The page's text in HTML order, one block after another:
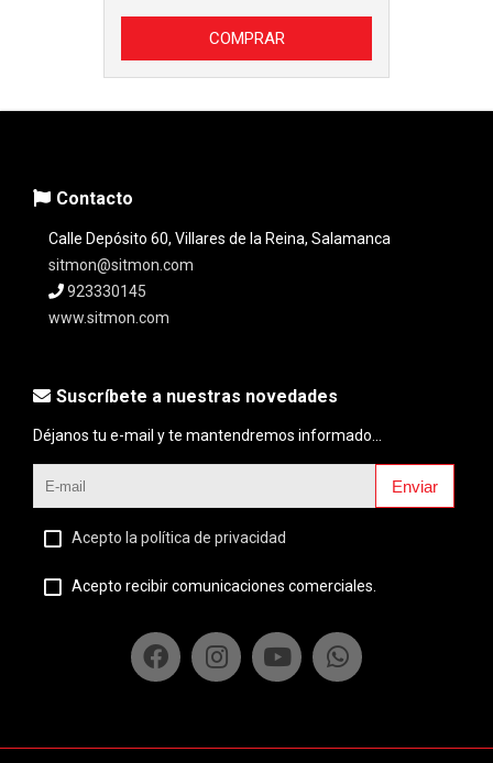
COMPRAR
Contacto
Calle Depósito 60, Villares de la Reina, Salamanca
sitmon@sitmon.com
923330145
www.sitmon.com
Suscríbete a nuestras novedades
Déjanos tu e-mail y te mantendremos informado...
Enviar
Acepto la política de privacidad
Acepto recibir comunicaciones comerciales.